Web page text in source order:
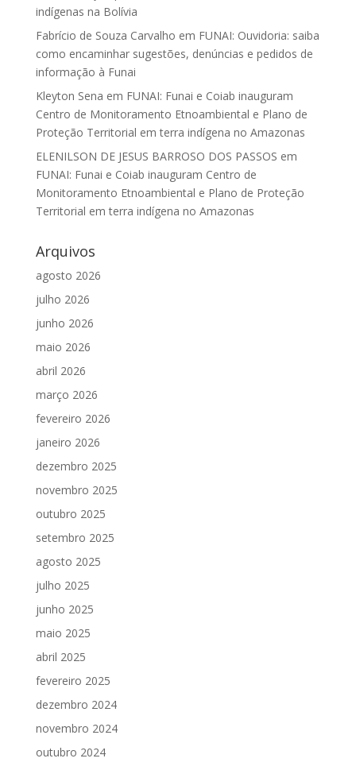
indígenas na Bolívia
Fabrício de Souza Carvalho em FUNAI: Ouvidoria: saiba
como encaminhar sugestões, denúncias e pedidos de
informação à Funai
Kleyton Sena em FUNAI: Funai e Coiab inauguram
Centro de Monitoramento Etnoambiental e Plano de
Proteção Territorial em terra indígena no Amazonas
ELENILSON DE JESUS BARROSO DOS PASSOS em
FUNAI: Funai e Coiab inauguram Centro de
Monitoramento Etnoambiental e Plano de Proteção
Territorial em terra indígena no Amazonas
Arquivos
agosto 2026
julho 2026
junho 2026
maio 2026
abril 2026
março 2026
fevereiro 2026
janeiro 2026
dezembro 2025
novembro 2025
outubro 2025
setembro 2025
agosto 2025
julho 2025
junho 2025
maio 2025
abril 2025
fevereiro 2025
dezembro 2024
novembro 2024
outubro 2024